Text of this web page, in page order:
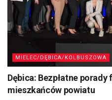
MIELEC/DĘBICA/KOLBUSZOWA
Dębica: Bezpłatne porady
mieszkańców powiatu